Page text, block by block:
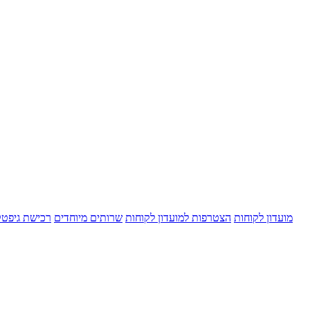
מועדון לקוחות הצטרפות למועדון לקוחות שרותים מיוחדים רכישת